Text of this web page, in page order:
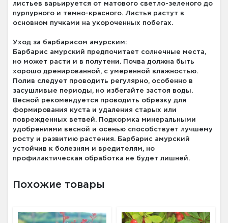
листьев варьируется от матового светло-зеленого до
пурпурного и темно-красного. Листья растут в
основном пучками на укороченных побегах.
Уход за барбарисом амурским:
Барбарис амурский предпочитает солнечные места,
но может расти и в полутени. Почва должна быть
хорошо дренированной, с умеренной влажностью.
Полив следует проводить регулярно, особенно в
засушливые периоды, но избегайте застоя воды.
Весной рекомендуется проводить обрезку для
формирования куста и удаления старых или
поврежденных ветвей. Подкормка минеральными
удобрениями весной и осенью способствует лучшему
росту и развитию растения. Барбарис амурский
устойчив к болезням и вредителям, но
профилактическая обработка не будет лишней.
Похожие товары